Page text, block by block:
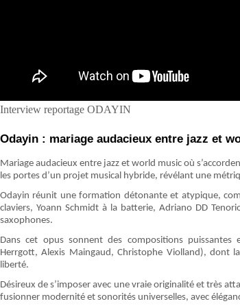
Interview reportage ODAYIN
Odayin : mariage audacieux entre jazz et
Mariage audacieux entre jazz et world music où
les portes d’un projet musical hybride, révélant une
Odayin réunit une formation détonante et atypique,
claviers, Yoann Schmidt à la batterie, Adriano DD
saxophones.
Dans cet opus sonnent des compositions
Herrgott, Alexis Maingaud, Christophe Violland), dont
liberté.
Désireux de s’imposer avec une vraie originalité et très
fusionner modernité et sonorités universelles, avec